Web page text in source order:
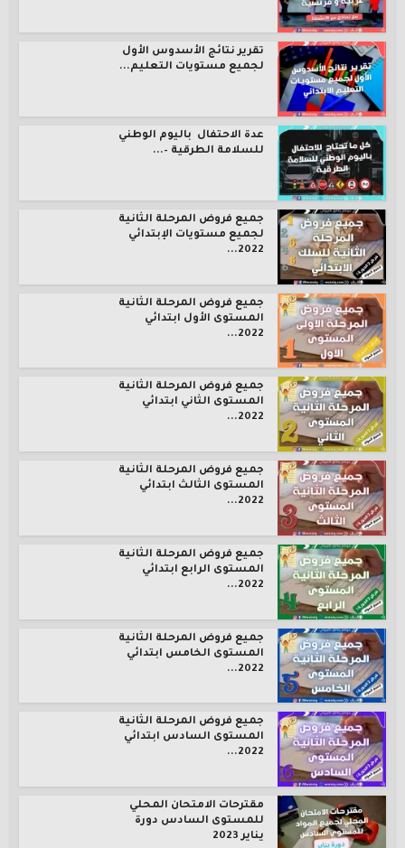
تقرير نتائج الأسدوس الأول
لجميع مستويات التعليم...
عدة الاحتفال باليوم الوطني
للسلامة الطرقية –...
جميع فروض المرحلة الثانية
لجميع مستويات الإبتدائي
2022...
جميع فروض المرحلة الثانية
المستوى الأول ابتدائي
2022...
جميع فروض المرحلة الثانية
المستوى الثاني ابتدائي
2022...
جميع فروض المرحلة الثانية
المستوى الثالث ابتدائي
2022...
جميع فروض المرحلة الثانية
المستوى الرابع ابتدائي
2022...
جميع فروض المرحلة الثانية
المستوى الخامس ابتدائي
2022...
جميع فروض المرحلة الثانية
المستوى السادس ابتدائي
2022...
مقترحات الامتحان المحلي
للمستوى السادس دورة
يناير 2023